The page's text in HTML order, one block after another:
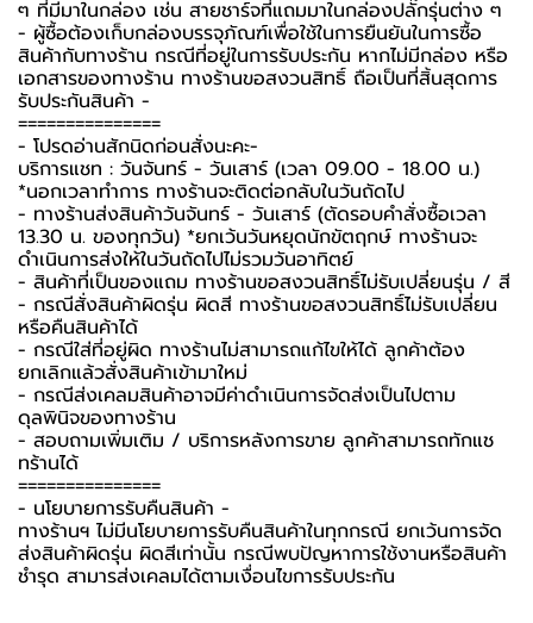
ๆ ที่มีมาในกล่อง เช่น สายชาร์จที่แถมมาในกล่องปลั๊กรุ่นต่าง ๆ
-️ ผู้ซื้อต้องเก็บกล่องบรรจุภัณฑ์เพื่อใช้ในการยืนยันในการซื้อ
สินค้ากับทางร้าน กรณีที่อยู่ในการรับประกัน หากไม่มีกล่อง หรือ
เอกสารของทางร้าน ทางร้านขอสงวนสิทธิ์ ถือเป็นที่สิ้นสุดการ
รับประกันสินค้า -️
===============
-️ โปรดอ่านสักนิดก่อนสั่งนะคะ-️
บริการแชท : วันจันทร์ - วันเสาร์ (เวลา 09.00 - 18.00 น.)
*นอกเวลาทำการ ทางร้านจะติดต่อกลับในวันถัดไป
- ทางร้านส่งสินค้าวันจันทร์ - วันเสาร์ (ตัดรอบคำสั่งซื้อเวลา
13.30 น. ของทุกวัน) *ยกเว้นวันหยุดนักขัตฤกษ์ ทางร้านจะ
ดำเนินการส่งให้ในวันถัดไปไม่รวมวันอาทิตย์
- สินค้าที่เป็นของแถม ทางร้านขอสงวนสิทธิ์ไม่รับเปลี่ยนรุ่น / สี
- กรณีสั่งสินค้าผิดรุ่น ผิดสี ทางร้านขอสงวนสิทธิ์ไม่รับเปลี่ยน
หรือคืนสินค้าได้
- กรณีใส่ที่อยู่ผิด ทางร้านไม่สามารถแก้ไขให้ได้ ลูกค้าต้อง
ยกเลิกแล้วสั่งสินค้าเข้ามาใหม่
- กรณีส่งเคลมสินค้าอาจมีค่าดำเนินการจัดส่งเป็นไปตาม
ดุลพินิจของทางร้าน
- สอบถามเพิ่มเติม / บริการหลังการขาย ลูกค้าสามารถทักแช
ทร้านได้
===============
-️ นโยบายการรับคืนสินค้า -️
ทางร้านฯ ไม่มีนโยบายการรับคืนสินค้าในทุกกรณี ยกเว้นการจัด
ส่งสินค้าผิดรุ่น ผิดสีเท่านั้น กรณีพบปัญหาการใช้งานหรือสินค้า
ชำรุด สามารส่งเคลมได้ตามเงื่อนไขการรับประกัน